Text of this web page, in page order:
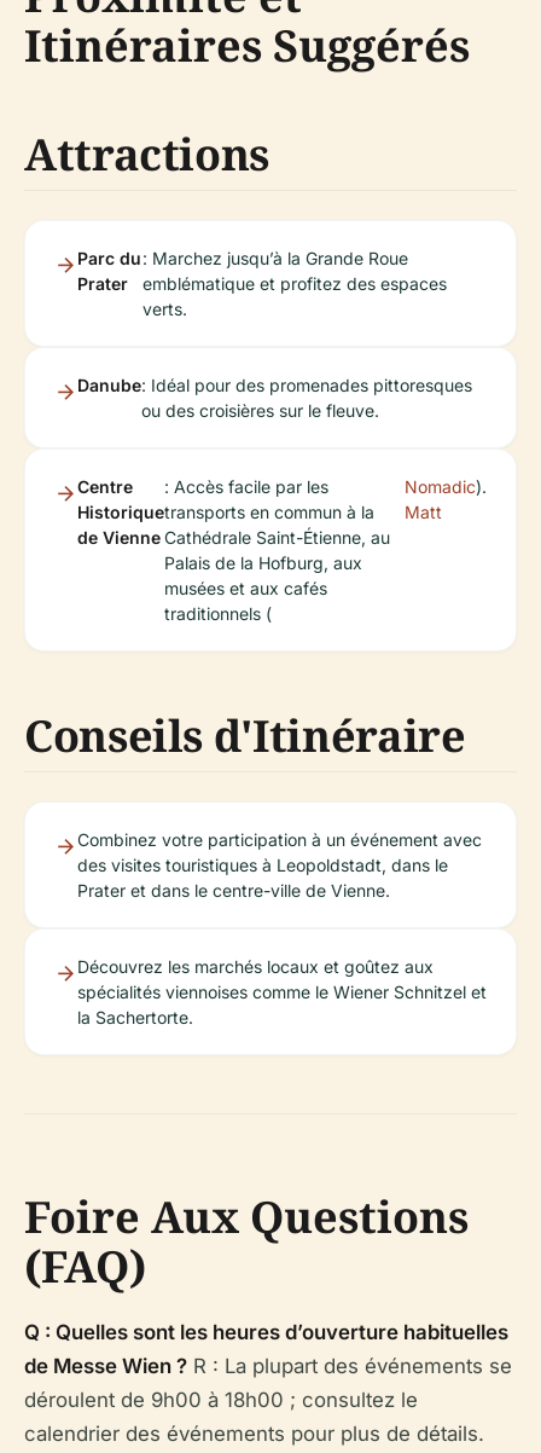
Itinéraires Suggérés
Attractions
Parc du
Prater
: Marchez jusqu’à la Grande Roue
emblématique et profitez des espaces
verts.
Danube: Idéal pour des promenades pittoresques
ou des croisières sur le fleuve.
Centre
Historique
de Vienne
: Accès facile par les
transports en commun à la
Cathédrale Saint-Étienne, au
Palais de la Hofburg, aux
musées et aux cafés
traditionnels (
Nomadic
Matt
).
Conseils d'Itinéraire
Combinez votre participation à un événement avec
des visites touristiques à Leopoldstadt, dans le
Prater et dans le centre-ville de Vienne.
Découvrez les marchés locaux et goûtez aux
spécialités viennoises comme le Wiener Schnitzel et
la Sachertorte.
Foire Aux Questions
(FAQ)
Q : Quelles sont les heures d’ouverture habituelles
de Messe Wien ? R : La plupart des événements se
déroulent de 9h00 à 18h00 ; consultez le
calendrier des événements pour plus de détails.